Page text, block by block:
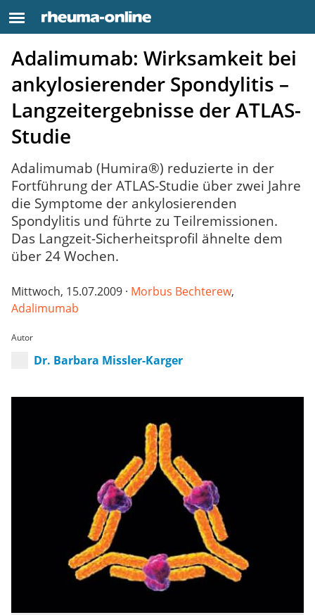
Adalimumab: Wirksamkeit bei
ankylosierender Spondylitis –
Langzeitergebnisse der ATLAS-
Studie
Adalimumab (Humira®) reduzierte in der
Fortführung der ATLAS-Studie über zwei Jahre
die Symptome der ankylosierenden
Spondylitis und führte zu Teilremissionen.
Das Langzeit-Sicherheitsprofil ähnelte dem
über 24 Wochen.
Mittwoch, 15.07.2009 · Morbus Bechterew,
Adalimumab
Autor
Dr. Barbara Missler-Karger